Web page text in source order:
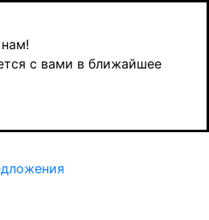
с вами в ближайшее
молотый 380 гр